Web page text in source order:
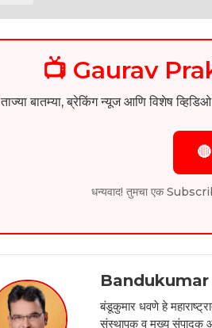
📺 Gaurav
ताज्या बातम्या, ब्रेकिंग न्यूज आणि विशेष
धन्यवाद! तुमचा एक
बंडूकुमार धवणे हे
संस्थापक व मुख्य संपादक